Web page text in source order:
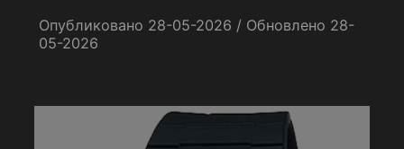
Опубликовано 28-05-2026 / Обновлено 28-
05-2026